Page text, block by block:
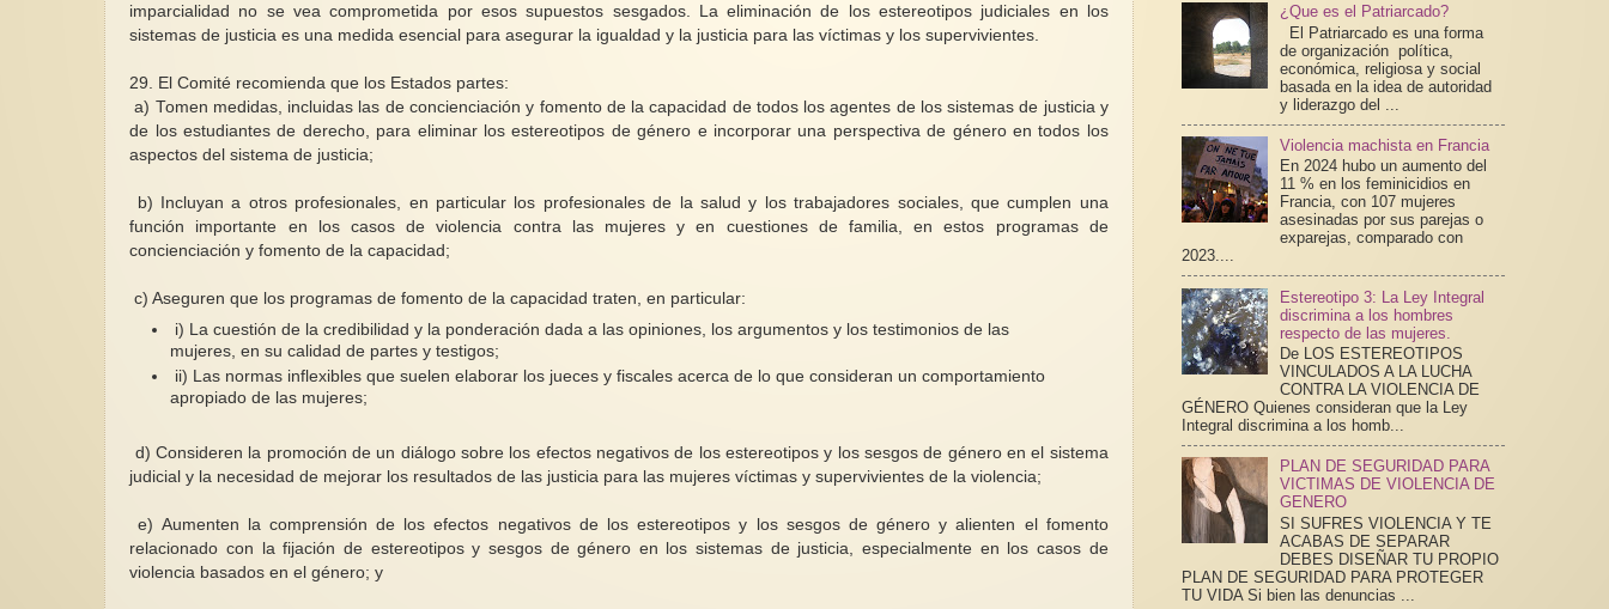
imparcialidad no se vea comprometida por esos supuestos sesgados. La eliminación de los estereotipos judiciales en los
sistemas de justicia es una medida esencial para asegurar la igualdad y la justicia para las víctimas y los supervivientes.
29.
El Comité recomienda que los Estados partes:
a) Tomen medidas, incluidas las de concienciación y fomento de la capacidad de todos los agentes de los sistemas de justicia y
de los estudiantes de derecho, para eliminar los estereotipos de género e incorporar una perspectiva de género en todos los
aspectos del sistema de justicia;
b)
Incluyan a otros profesionales, en particular los profesionales de la salud y los trabajadores sociales, que cumplen una
función importante en los casos de violencia contra las mujeres y en cuestiones de familia, en estos programas de
concienciación y fomento de la capacidad;
c) Aseguren que los programas de fomento de la capacidad traten, en particular:
i) La cuestión de la credibilidad y la ponderación dada a las opiniones, los argumentos y los testimonios de las
mujeres, en su calidad de partes y testigos;
ii) Las normas inflexibles que suelen elaborar los jueces y fiscales acerca de lo que consideran un comportamiento
apropiado de las mujeres;
d) Consideren la promoción de un diálogo sobre los efectos negativos de los estereotipos y los sesgos de género en el sistema
judicial y la necesidad de mejorar los resultados de las justicia para las mujeres víctimas y supervivientes de la violencia;
e) Aumenten la comprensión de los efectos negativos de los estereotipos y los sesgos de género y alienten el fomento
relacionado con la fijación de estereotipos y sesgos de género en los sistemas de justicia, especialmente en los casos de
violencia basados en el género; y
¿Que es el Patriarcado?
El Patriarcado es una forma
de organización política,
económica, religiosa y social
basada en la idea de autoridad
y liderazgo del ...
Violencia machista en Francia
En 2024 hubo un aumento del
11 % en los feminicidios en
Francia, con 107 mujeres
asesinadas por sus parejas o
exparejas, comparado con
2023....
Estereotipo 3: La Ley Integral
discrimina a los hombres
respecto de las mujeres.
De LOS ESTEREOTIPOS
VINCULADOS A LA LUCHA
CONTRA LA VIOLENCIA DE
GÉNERO Quienes consideran que la Ley
Integral discrimina a los homb...
PLAN DE SEGURIDAD PARA
VICTIMAS DE VIOLENCIA DE
GENERO
SI SUFRES VIOLENCIA Y TE
ACABAS DE SEPARAR
DEBES DISEÑAR TU PROPIO
PLAN DE SEGURIDAD PARA PROTEGER
TU VIDA Si bien las denuncias ...